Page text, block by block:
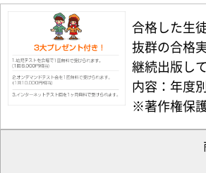
合格した生
抜群の合格
継続出版し
内容：年度
※著作権保